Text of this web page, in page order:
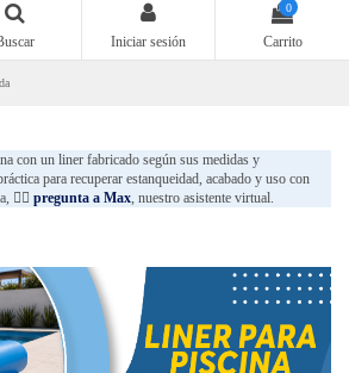
Iniciar sesión
0
Carrito
con un liner fabricado según sus medidas y
para recuperar estanqueidad, acabado y uso con
👉🏻 pregunta a Max, nuestro asistente virtual.